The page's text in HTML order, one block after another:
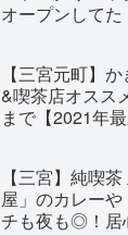
オープンしてた
【三宮元町】
&喫茶店オスス
まで【2021年最
【三宮】純喫
屋」のカレー
チも夜も◎！居